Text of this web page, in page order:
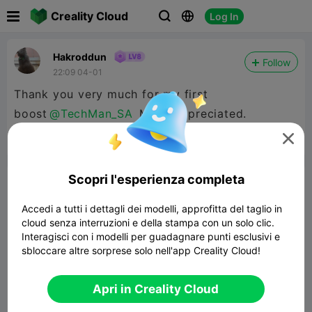
Creality Cloud   Log In
Hakroddun
22:09 04-01
Follow
Thank you very much for my first
boost @TechMan_SA Much appreciated.
6 
Commenta
Commenta

Scopri l'esperienza completa
Accedi a tutti i dettagli dei modelli, approfitta del taglio in
cloud senza interruzioni e della stampa con un solo clic.
Interagisci con i modelli per guadagnare punti esclusivi e
sbloccare altre sorprese solo nell'app Creality Cloud!
Apri in Creality Cloud